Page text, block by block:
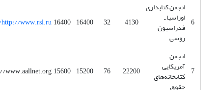
6
انجمن کتابداری
اوراسیا ـ
فدراسیون
روسی
4130
32
16400
16400
http://www.rsl.ru/
7
انجمن
آمریکایی
کتابخانه‌های
حقوق
22200
76
15200
15600
www.aallnet.org/